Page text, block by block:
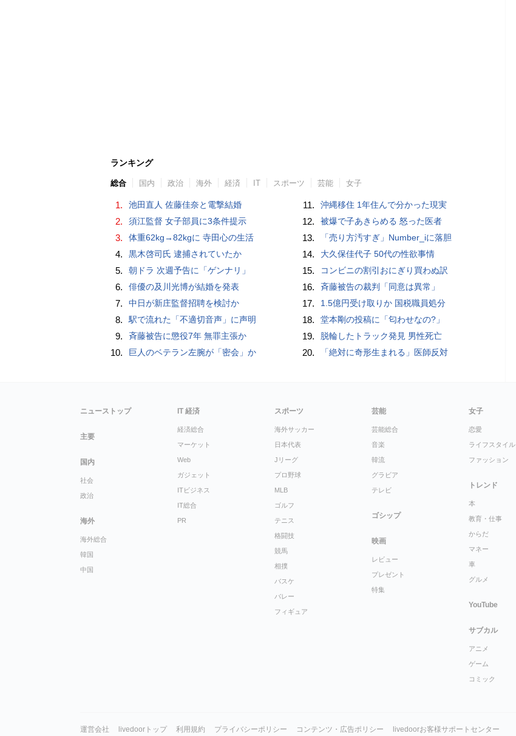
ランキング
総合 国内 政治 海外 経済 IT スポーツ 芸能 女子
1. 池田直人 佐藤佳奈と電撃結婚
2. 須江監督 女子部員に3条件提示
3. 体重62kg→82kgに 寺田心の生活
4. 黒木啓司氏 逮捕されていたか
5. 朝ドラ 次週予告に「ゲンナリ」
6. 俳優の及川光博が結婚を発表
7. 中日が新庄監督招聘を検討か
8. 駅で流れた「不適切音声」に声明
9. 斉藤被告に懲役7年 無罪主張か
10. 巨人のベテラン左腕が「密会」か
11. 沖縄移住 1年住んで分かった現実
12. 被爆で子あきらめる 怒った医者
13. 「売り方汚すぎ」Number_iに落胆
14. 大久保佳代子 50代の性欲事情
15. コンビニの割引おにぎり買わぬ訳
16. 斉藤被告の裁判「同意は異常」
17. 1.5億円受け取りか 国税職員処分
18. 堂本剛の投稿に「匂わせなの?」
19. 脱輪したトラック発見 男性死亡
20. 「絶対に奇形生まれる」医師反対
ニューストップ
主要
国内
社会
政治
海外
海外総合
韓国
中国
IT 経済
経済総合
マーケット
Web
ガジェット
ITビジネス
IT総合
PR
スポーツ
海外サッカー
日本代表
Jリーグ
プロ野球
MLB
ゴルフ
テニス
格闘技
競馬
相撲
バスケ
バレー
フィギュア
芸能
芸能総合
音楽
韓流
グラビア
テレビ
ゴシップ
映画
レビュー
プレゼント
特集
女子
恋愛
ライフスタイル
ファッション
トレンド
本
教育・仕事
からだ
マネー
車
グルメ
YouTube
サブカル
アニメ
ゲーム
コミック
運営会社 livedoorトップ 利用規約 プライバシーポリシー コンテンツ・広告ポリシー livedoorお客様サポートセンター